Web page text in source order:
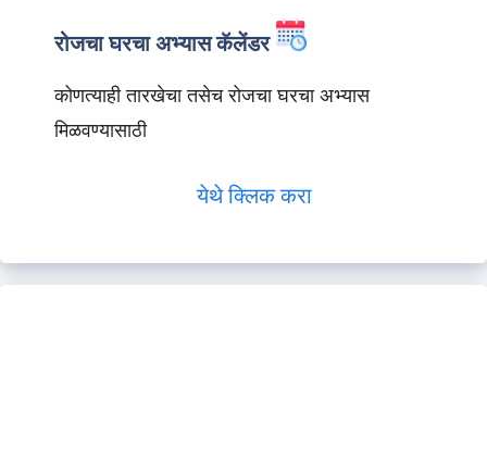
रोजचा घरचा अभ्यास कॅलेंडर
कोणत्याही तारखेचा तसेच रोजचा घरचा अभ्यास
मिळवण्यासाठी
येथे क्लिक करा